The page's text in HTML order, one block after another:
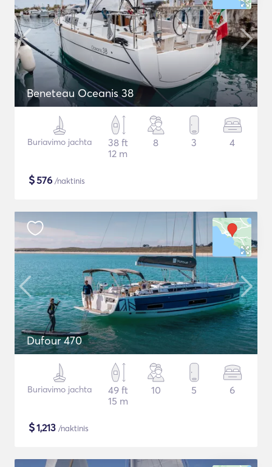
Beneteau Oceanis 38
Buriavimo jachta
38 ft
12 m
8 3 4
$576 /naktinis
Dufour 470
Buriavimo jachta
49 ft
15 m
10 5 6
$1,213 /naktinis